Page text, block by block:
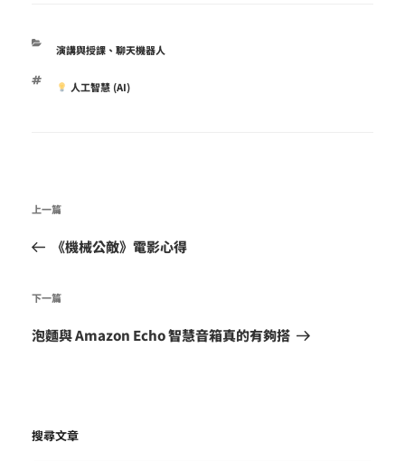
分
演講與授課 、聊天機器人
標 人工智慧 (AI)
章
導
上
文
上一篇
《機械公敵》電影心得
下
篇
下一篇
泡麵與 Amazon Echo 智慧音箱真的有夠搭
搜尋文章